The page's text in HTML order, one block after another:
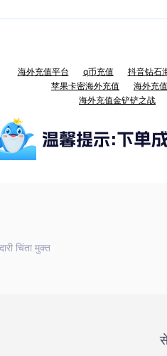
海外充值平台 q币充值 抖音钻石
苹果卡密海外充值
海外充
海外充值金铲铲之战
चिंता मुक्त